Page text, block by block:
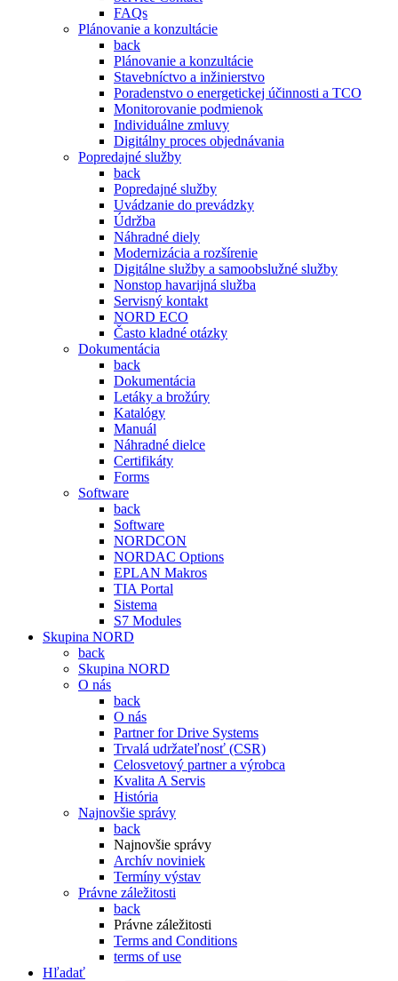
FAQs
Plánovanie a konzultácie
back
Plánovanie a konzultácie
Stavebníctvo a inžinierstvo
Poradenstvo o energetickej účinnosti a TCO
Monitorovanie podmienok
Individuálne zmluvy
Digitálny proces objednávania
Popredajné služby
back
Popredajné služby
Uvádzanie do prevádzky
Údržba
Náhradné diely
Modernizácia a rozšírenie
Digitálne služby a samoobslužné služby
Nonstop havarijná služba
Servisný kontakt
NORD ECO
Často kladné otázky
Dokumentácia
back
Dokumentácia
Letáky a brožúry
Katalógy
Manuál
Náhradné dielce
Certifikáty
Forms
Software
back
Software
NORDCON
NORDAC Options
EPLAN Makros
TIA Portal
Sistema
S7 Modules
Skupina NORD
back
Skupina NORD
O nás
back
O nás
Partner for Drive Systems
Trvalá udržateľnosť (CSR)
Celosvetový partner a výrobca
Kvalita A Servis
História
Najnovšie správy
back
Najnovšie správy
Archív noviniek
Termíny výstav
Právne záležitosti
back
Právne záležitosti
Terms and Conditions
terms of use
Hľadať